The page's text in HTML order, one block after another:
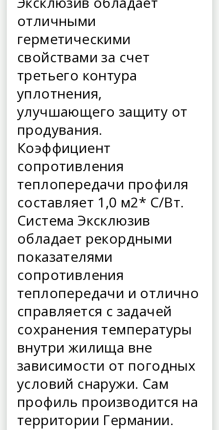
отличными
герметическими
свойствами за счет
третьего контура
уплотнения,
улучшающего защиту от
продувания.
Коэффициент
сопротивления
теплопередачи профиля
составляет 1,0 м2* С/Вт.
Система Эксклюзив
обладает рекордными
показателями
сопротивления
теплопередачи и отлично
справляется с задачей
сохранения температуры
внутри жилища вне
зависимости от погодных
условий снаружи. Сам
профиль производится на
территории Германии.